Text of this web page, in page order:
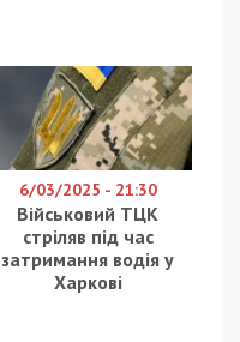
6/03/2025 - 21:30
Військовий ТЦК
стріляв під час
затримання водія у
Харкові